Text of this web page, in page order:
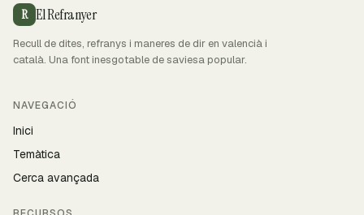
R El Refranyer
Recull de dites, refranys i maneres de dir en valencià i
català. Una font inesgotable de saviesa popular.
NAVEGACIÓ
Inici
Temàtica
Cerca avançada